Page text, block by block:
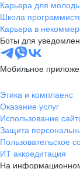
Карьера для
Школа
Карьера в
Боты для
Мобильное
Этика и комплаенс
Оказание услуг
Использование
Защита
Пользовательское
ИТ аккредитация
На